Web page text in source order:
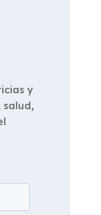
y
salud,